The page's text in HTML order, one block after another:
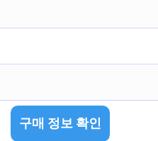
구매 정보 확인